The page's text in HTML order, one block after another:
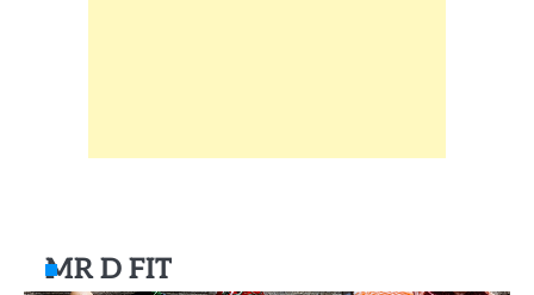
MR D FIT